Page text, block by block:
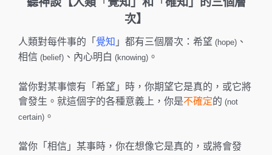
次】
人類對每件事的「 覺知 」都有三個層次：希望 (hope) 、
相信 (belief) 、內心明白 (knowing) 。
當你對某事懷有「希望」時，你期望它是真的，或它將
會發生。就這個字的各種意義上，你是不確定的 (not
certain) 。
當你「相信」某事時，你在想像它是真的，或將會發